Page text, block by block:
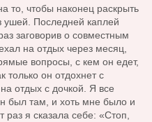
то, чтобы наконец раскрыть
ушей. Последней каплей
заговорив о совместным
на отдых через месяц,
вопросы, с кем он едет,
только он отдохнет с
отдых с дочкой. Я все
был там, и хоть мне было и
раз я сказала себе: «Стоп,